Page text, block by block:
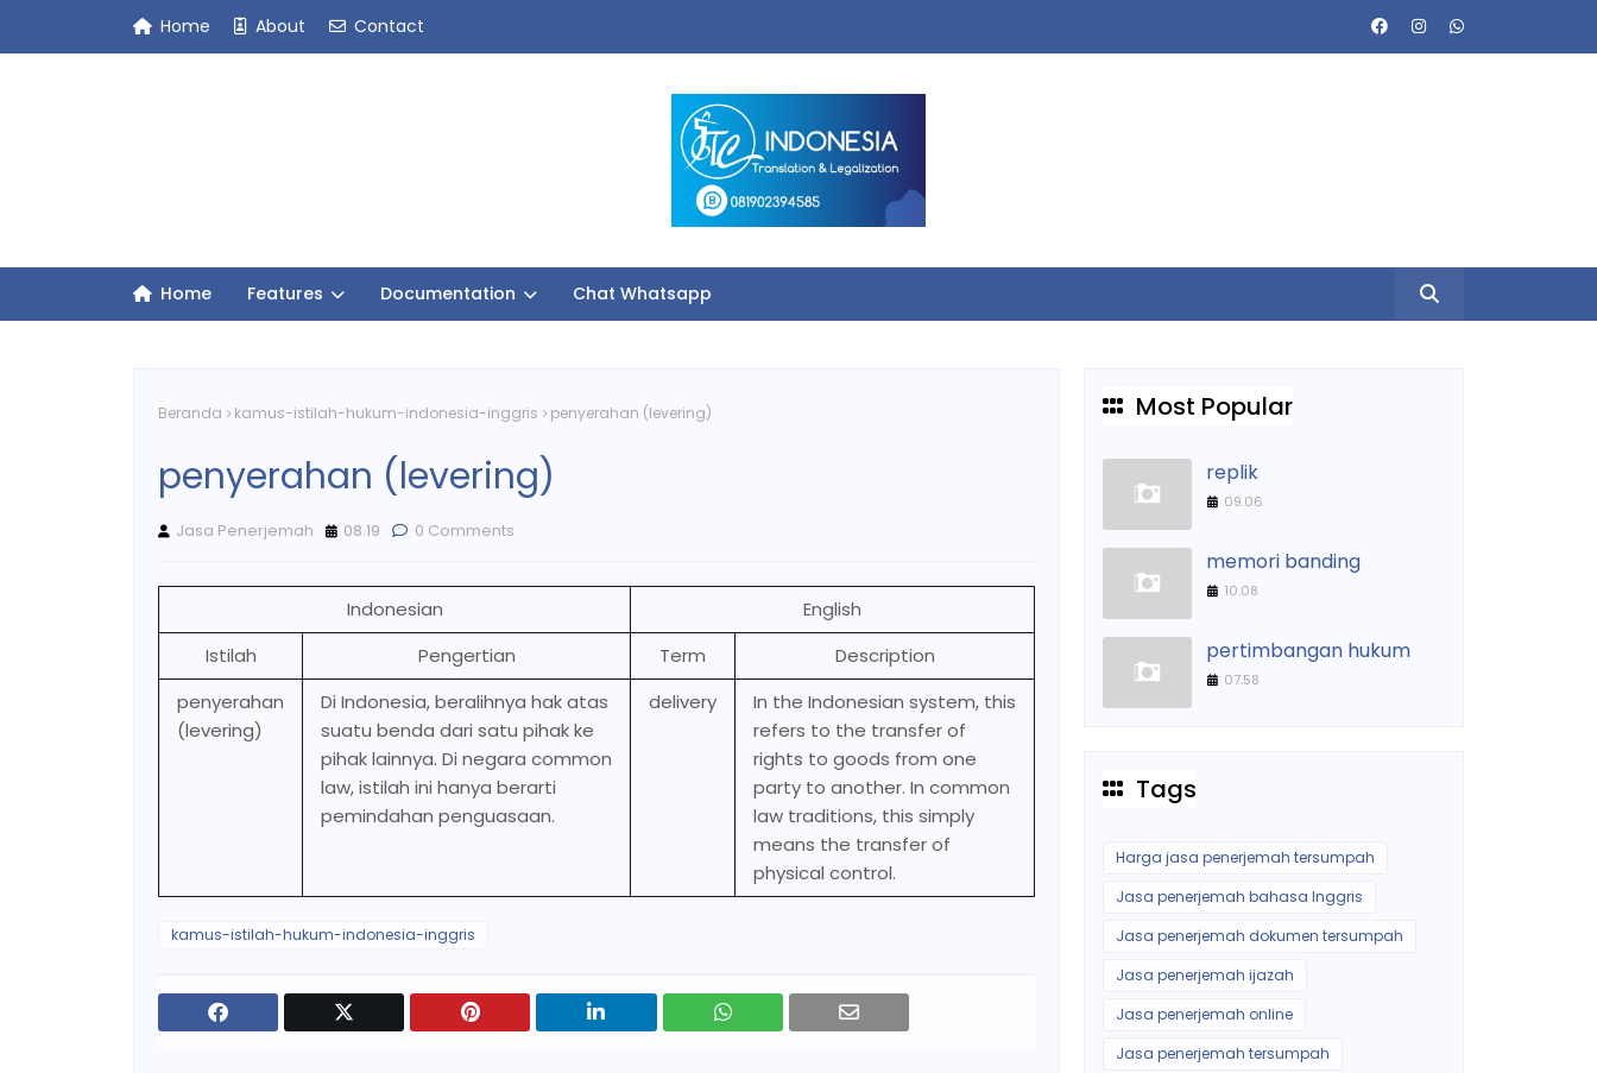
Home About Contact
Home Features Documentation Chat Whatsapp
Beranda kamus-istilah-hukum-indonesia-inggris penyerahan (levering)
penyerahan (levering)
Jasa Penerjemah 08.19 0 Comments
Indonesian
English
Istilah
Pengertian Term
Description
penyerahan
(levering)
Di Indonesia, beralihnya hak atas
suatu benda dari satu pihak ke
pihak lainnya. Di negara common
law, istilah ini hanya berarti
pemindahan penguasaan.
delivery
In the Indonesian system, this
refers to the transfer of
rights to goods from one
party to another. In common
law traditions, this simply
means the transfer of
physical control.
kamus-istilah-hukum-indonesia-inggris
Most Popular
replik
09.06
memori banding
10.08
pertimbangan hukum
07.58
Tags
Harga jasa penerjemah tersumpah
Jasa penerjemah bahasa Inggris
Jasa penerjemah dokumen tersumpah
Jasa penerjemah ijazah
Jasa penerjemah online
Jasa penerjemah tersumpah